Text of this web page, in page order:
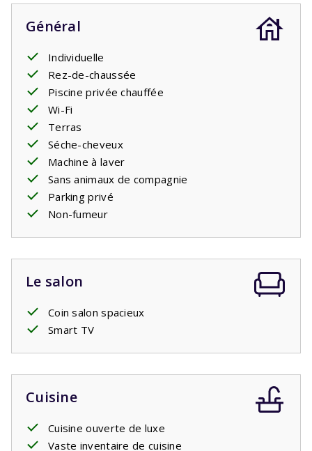
simple et des lits superposés. Il y a deux salles de bains
avec lavabo, douche à l'italienne et toilettes. Dans le
, vous pouvez vous
asseoir et profiter de la belle nature et des enfants qui
jouent dans la piscine. Le soir, un verre de vin et profiter
du silence jusqu'à tard, seulement interrompu par les
grillons.
Votre séjour comprend les lits faits.
Piscine privée ouverte: 18/4/2026 - 26/9/2026
Général
Individuelle
Rez-de-chaussée
Piscine privée chauffée
Wi-Fi
Terras
Séche-cheveux
Machine à laver
Sans animaux de compagnie
Parking privé
Non-fumeur
Le salon
Coin salon spacieux
Smart TV
Cuisine
Cuisine ouverte de luxe
Vaste inventaire de cuisine